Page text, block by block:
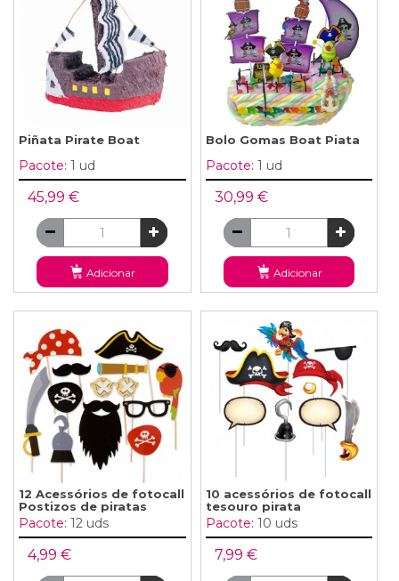
Piñata Pirate Boat
Pacote: 1 ud
45,99 €
Adicionar
Bolo Gomas Boat Piata
Pacote: 1 ud
30,99 €
Adicionar
12 Acessórios de fotocall
Postizos de piratas
Pacote: 12 uds
4,99 €
10 acessórios de fotocall
tesouro pirata
Pacote: 10 uds
7,99 €